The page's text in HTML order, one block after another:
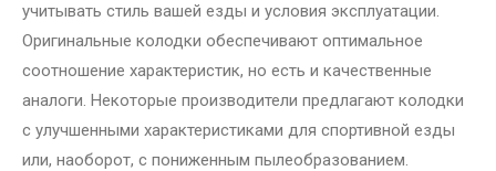
учитывать стиль вашей езды и условия эксплуатации.
Оригинальные колодки обеспечивают оптимальное
соотношение характеристик, но есть и качественные
аналоги. Некоторые производители предлагают колодки
с улучшенными характеристиками для спортивной езды
или, наоборот, с пониженным пылеобразованием.